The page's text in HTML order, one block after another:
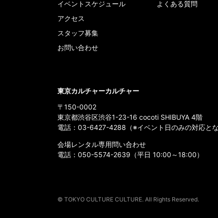
イベントスケジュール
アクセス
スタッフ募集
お問い合わせ
よくある質問
東京カルチャーカルチャー
〒150-0002
東京都渋谷区渋谷1-23-16 cocoti SHIBUYA 4階
電話： 03-6427-4288 （※イベント日のみの対応と
会場レンタル専用問い合わせ
電話： 050-5574-2639 （平日 10:00～18:00）
© TOKYO CULTURE CULTURE. All Rights Reserved.